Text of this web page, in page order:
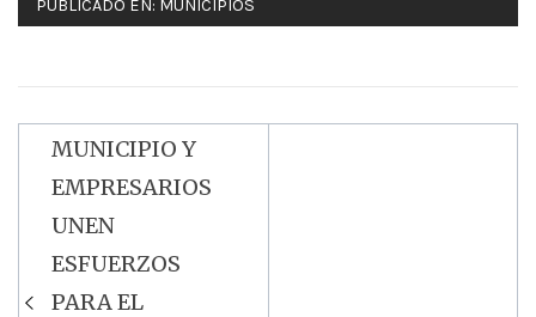
PUBLICADO EN: MUNICIPIOS
Navegación
de
entradas
MUNICIPIO Y
EMPRESARIOS
UNEN
ESFUERZOS
PARA EL